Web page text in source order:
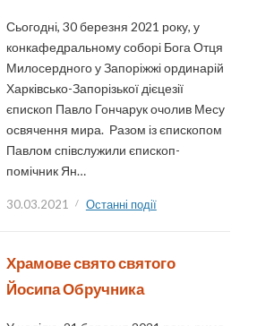
Сьогодні, 30 березня 2021 року, у
конкафедральному соборі Бога Отця
Милосердного у Запоріжжі ординарій
Харківсько-Запорізької дієцезії
єпископ Павло Гончарук очолив Месу
освячення мира. Разом із єпископом
Павлом співслужили єпископ-
помічник Ян…
30.03.2021 Останні події
Храмове свято святого
Йосипа Обручника